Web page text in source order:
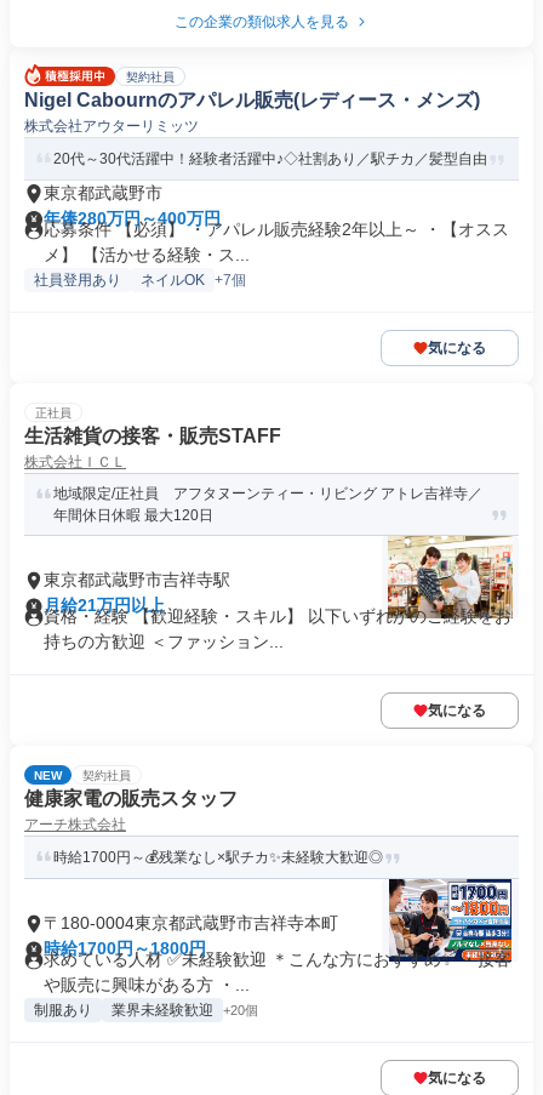
この企業の類似求人を見る
契約社員
Nigel Cabournのアパレル販売(レディース・メンズ)
株式会社アウターリミッツ
20代～30代活躍中！経験者活躍中♪◇社割あり／駅チカ／髪型自由
東京都武蔵野市
年俸280万円～400万円
応募条件 【必須】 ・アパレル販売経験2年以上～ ・【オスス
メ】 【活かせる経験・ス...
社員登用あり ネイルOK +7個
気になる
正社員
生活雑貨の接客・販売STAFF
株式会社ＩＣＬ
地域限定/正社員 アフタヌーンティー・リビング アトレ吉祥寺／
年間休日休暇 最大120日
東京都武蔵野市吉祥寺駅
月給21万円以上
資格・経験 【歓迎経験・スキル】 以下いずれかのご経験をお
持ちの方歓迎 ＜ファッション...
気になる
NEW 契約社員
健康家電の販売スタッフ
アーチ株式会社
時給1700円～💰残業なし×駅チカ✨未経験大歓迎◎
〒180-0004東京都武蔵野市吉祥寺本町
時給1700円～1800円
求めている人材 ✅未経験歓迎 ＊こんな方におすすめ✨ ・接客
や販売に興味がある方 ・...
制服あり 業界未経験歓迎 +20個
気になる